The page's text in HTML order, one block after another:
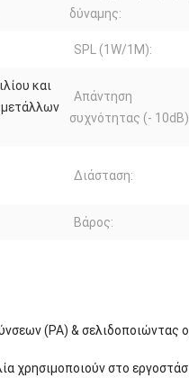
δύναμης:
SPL (1W/1M):
και
μετάλλων
Απάντηση
συχνότητας (-
Διάσταση:
Βάρος:
(PA) & σελιδοποιώντας
χρησιμοποιούν στο